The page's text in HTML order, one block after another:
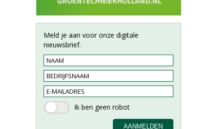
Meld je aan voor onze digitale
nieuwsbrief.